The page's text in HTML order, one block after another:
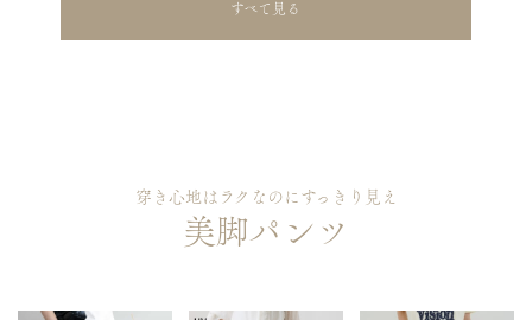
すべて見る
穿き心地はラクなのにすっきり見え
美脚パンツ